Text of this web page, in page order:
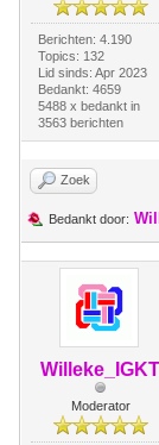
Berichten: 4.190
Topics: 132
Lid sinds: Apr 2023
Bedankt: 4659
5488 x bedankt in
3563 berichten
Zoek
Bedankt door:
Willeke_IGKT
Moderator